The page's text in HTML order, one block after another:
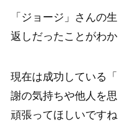
「ジョージ」さんの
返しだったことがわか
現在は成功している
謝の気持ちや他人を
頑張ってほしいですね